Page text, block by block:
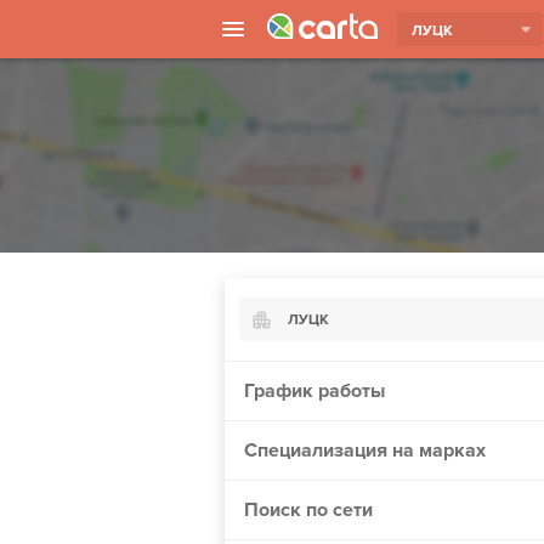
ЛУЦК
ЛУЦК
Борисполь
График работы
Специализация на марках
Поиск по сети